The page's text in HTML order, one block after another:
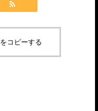
コピーする